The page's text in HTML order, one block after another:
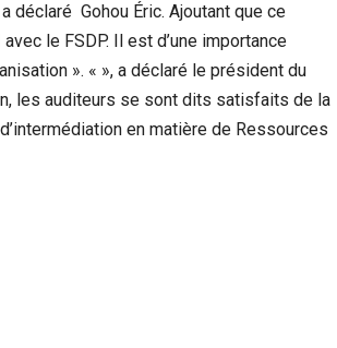
déclaré Gohou Éric. Ajoutant que ce
le FSDP. Il est d’une importance
». « », a déclaré le président du
les auditeurs se sont dits satisfaits de la
en matière de Ressources